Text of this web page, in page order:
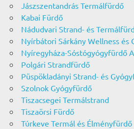
Jászszentandrás Termálfürdő
Kabai Fürdő
Nádudvari Strand- és
Nyírbátori Sárkány Wellness és
Nyíregyháza-Sóstógyógyfürdő
Polgári Strandfürdő
Püspökladányi Strand- és
Szolnok Gyógyfürdő
Tiszacsegei Termálstrand
Tiszaörsi Fürdő
Túrkeve Termál és Élményfürdő